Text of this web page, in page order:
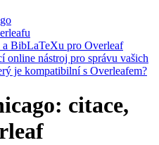
BibLaTeXu pro Overleaf
online nástroj pro správu vašich
je kompatibilní s Overleafem?
citace,